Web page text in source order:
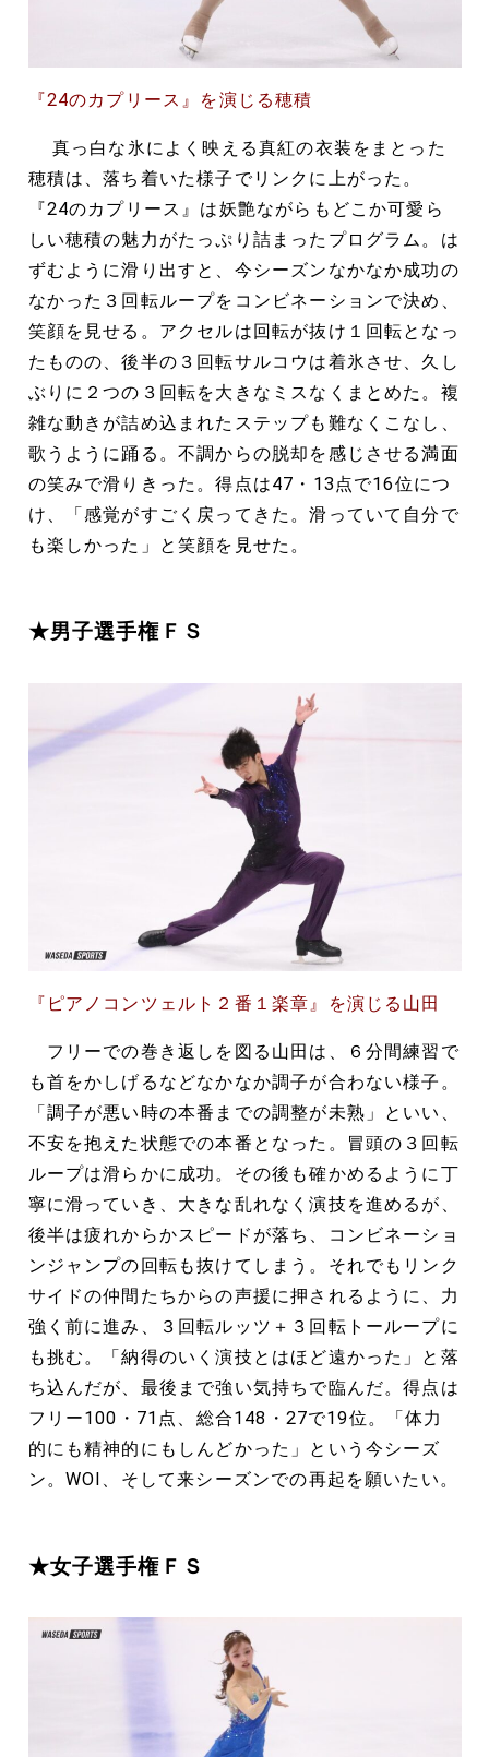
『24のカプリース』を演じる穂積
真っ白な氷によく映える真紅の衣装をまとった
穂積は、落ち着いた様子でリンクに上がった。
『24のカプリース』は妖艶ながらもどこか可愛ら
しい穂積の魅力がたっぷり詰まったプログラム。は
ずむように滑り出すと、今シーズンなかなか成功の
なかった３回転ループをコンビネーションで決め、
笑顔を見せる。アクセルは回転が抜け１回転となっ
たものの、後半の３回転サルコウは着氷させ、久し
ぶりに２つの３回転を大きなミスなくまとめた。複
雑な動きが詰め込まれたステップも難なくこなし、
歌うように踊る。不調からの脱却を感じさせる満面
の笑みで滑りきった。得点は47・13点で16位につ
け、「感覚がすごく戻ってきた。滑っていて自分で
も楽しかった」と笑顔を見せた。
★男子選手権ＦＳ
『ピアノコンツェルト２番１楽章』を演じる山田
フリーでの巻き返しを図る山田は、６分間練習で
も首をかしげるなどなかなか調子が合わない様子。
「調子が悪い時の本番までの調整が未熟」といい、
不安を抱えた状態での本番となった。冒頭の３回転
ループは滑らかに成功。その後も確かめるように丁
寧に滑っていき、大きな乱れなく演技を進めるが、
後半は疲れからかスピードが落ち、コンビネーショ
ンジャンプの回転も抜けてしまう。それでもリンク
サイドの仲間たちからの声援に押されるように、力
強く前に進み、３回転ルッツ＋３回転トーループに
も挑む。「納得のいく演技とはほど遠かった」と落
ち込んだが、最後まで強い気持ちで臨んだ。得点は
フリー100・71点、総合148・27で19位。「体力
的にも精神的にもしんどかった」という今シーズ
ン。WOI、そして来シーズンでの再起を願いたい。
★女子選手権ＦＳ